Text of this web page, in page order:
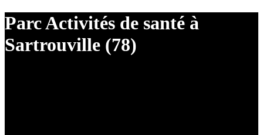
Parc Activités de santé à
Sartrouville (78)